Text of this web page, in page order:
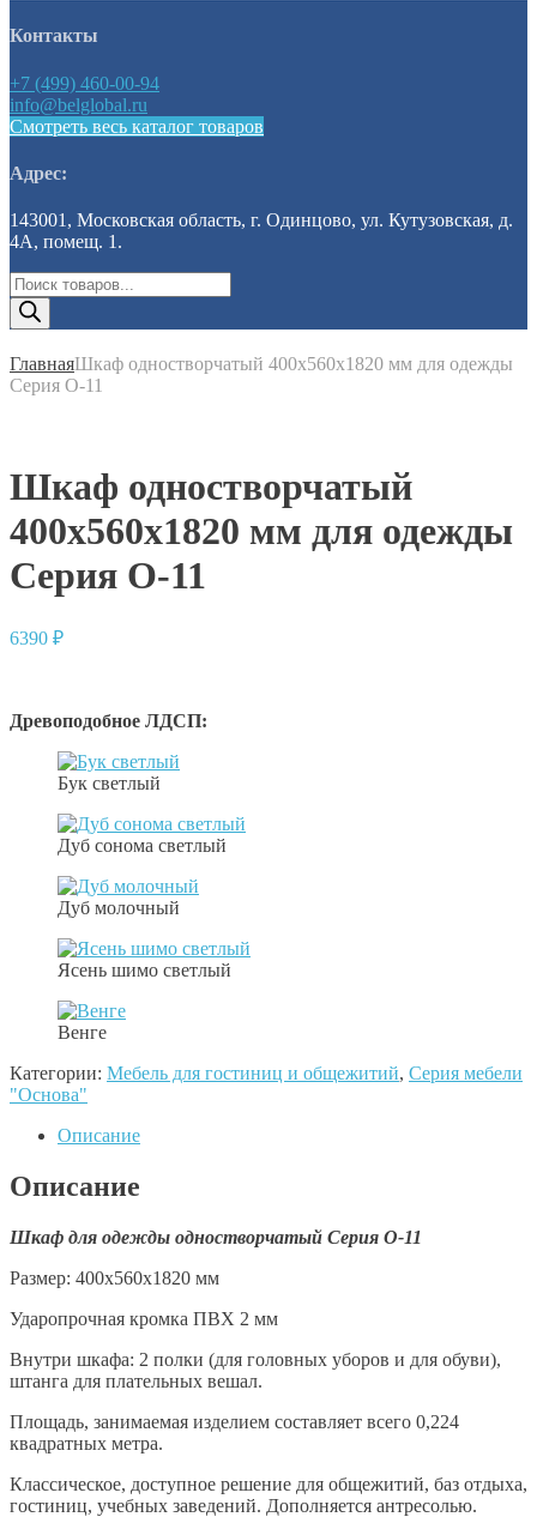
Контакты
+7 (499) 460-00-94
info@belglobal.ru
Смотреть весь каталог товаров
Адрес:
143001, Московская область, г. Одинцово, ул. Кутузовская, д.
4А, помещ. 1.
Поиск
товаров
ГлавнаяШкаф одностворчатый 400x560x1820 мм для одежды
Серия О-11
Шкаф одностворчатый
400x560x1820 мм для одежды
Серия О-11
6390 ₽
Древоподобное ЛДСП:
Бук светлый
Дуб сонома светлый
Дуб молочный
Ясень шимо светлый
Венге
Категории: Мебель для гостиниц и общежитий, Серия мебели
"Основа"
Описание
Описание
Шкаф для одежды одностворчатый Серия О-11
Размер: 400x560x1820 мм
Ударопрочная кромка ПВХ 2 мм
Внутри шкафа: 2 полки (для головных уборов и для обуви),
штанга для плательных вешал.
Площадь, занимаемая изделием составляет всего 0,224
квадратных метра.
Классическое, доступное решение для общежитий, баз отдыха,
гостиниц, учебных заведений. Дополняется антресолью.